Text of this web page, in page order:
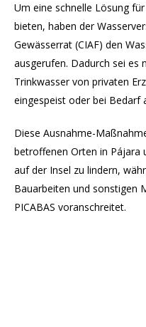
Um eine schnelle Lösung
bieten, haben der
Gewässerrat (CIAF) den
ausgerufen. Dadurch sei es
Trinkwasser von privaten
eingespeist oder bei Bedarf
Diese Ausnahme-
betroffenen Orten in Pájara
auf der Insel zu lindern,
Bauarbeiten und sonstigen
PICABAS voranschreitet.